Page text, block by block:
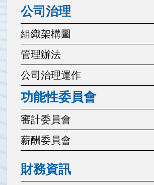
公司治理
組織架構圖
管理辦法
公司治理運作
功能性委員會
審計委員會
薪酬委員會
財務資訊